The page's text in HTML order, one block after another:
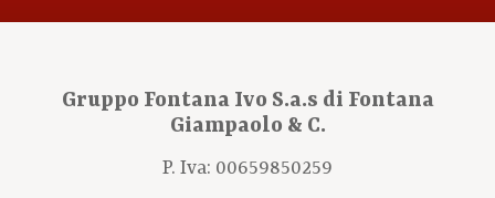
Gruppo Fontana Ivo S.a.s di Fontana
Giampaolo & C.
P. Iva: 00659850259